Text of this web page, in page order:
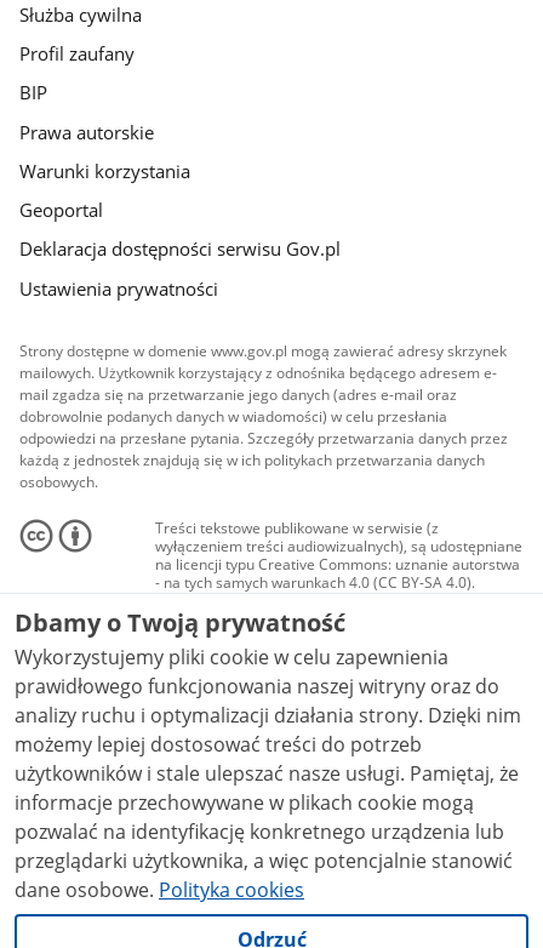
Służba cywilna
Profil zaufany
BIP
Prawa autorskie
Warunki korzystania
Geoportal
Deklaracja dostępności serwisu Gov.pl
Ustawienia prywatności
Strony dostępne w domenie www.gov.pl mogą zawierać adresy skrzynek
mailowych. Użytkownik korzystający z odnośnika będącego adresem e-
mail zgadza się na przetwarzanie jego danych (adres e-mail oraz
dobrowolnie podanych danych w wiadomości) w celu przesłania
odpowiedzi na przesłane pytania. Szczegóły przetwarzania danych przez
każdą z jednostek znajdują się w ich politykach przetwarzania danych
osobowych.
Treści tekstowe publikowane w serwisie (z
wyłączeniem treści audiowizualnych), są udostępniane
na licencji typu Creative Commons: uznanie autorstwa
- na tych samych warunkach 4.0 (CC BY-SA 4.0).
Materiały audiowizualne, w tym zdjęcia, materiały
audio i wideo, są udostępniane na licencji typu
Creative Commons: uznanie autorstwa użycie
niekomercyjne - bez utworów zależnych 4.0 (CC BY-
NC-ND 4.0), o ile nie jest to stwierdzone inaczej.
Dbamy o Twoją prywatność
Wykorzystujemy pliki cookie w celu zapewnienia
prawidłowego funkcjonowania naszej witryny oraz do
analizy ruchu i optymalizacji działania strony. Dzięki nim
możemy lepiej dostosować treści do potrzeb
użytkowników i stale ulepszać nasze usługi. Pamiętaj, że
informacje przechowywane w plikach cookie mogą
pozwalać na identyfikację konkretnego urządzenia lub
przeglądarki użytkownika, a więc potencjalnie stanowić
dane osobowe. Polityka cookies
Odrzuć